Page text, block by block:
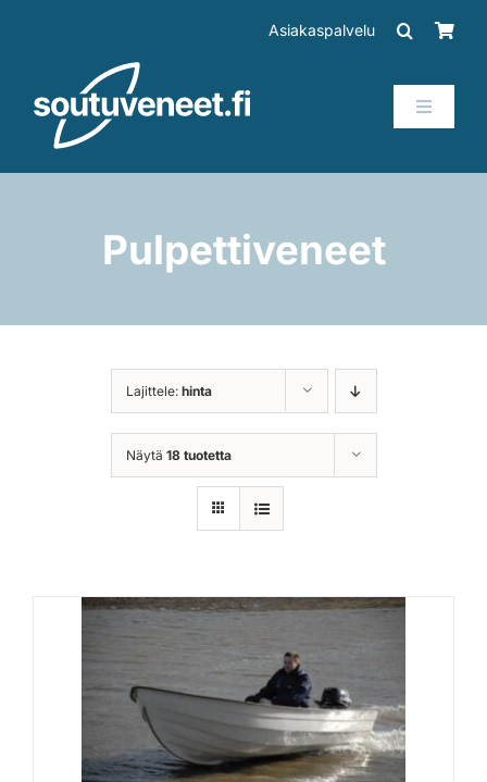
Asiakaspalvelu
Toggle
Perämoottorit
Valmistajat
Rahoitus
Asiakaskokemuksia
Pulpettiveneet
Lajittele: hinta
Näytä 18 tuotetta